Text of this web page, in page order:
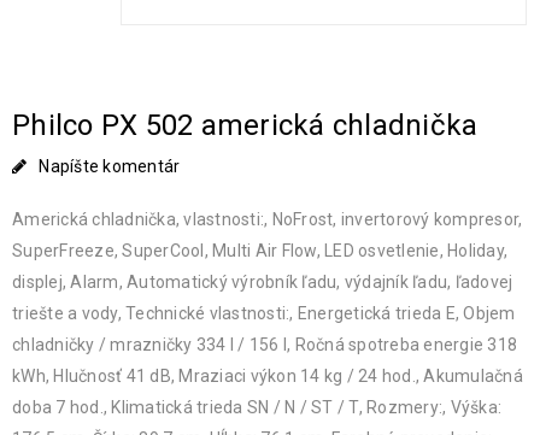
Philco PX 502 americká chladnička
Napíšte komentár
Americká chladnička, vlastnosti:, NoFrost, invertorový kompresor,
SuperFreeze, SuperCool, Multi Air Flow, LED osvetlenie, Holiday,
displej, Alarm, Automatický výrobník ľadu, výdajník ľadu, ľadovej
triešte a vody, Technické vlastnosti:, Energetická trieda E, Objem
chladničky / mrazničky 334 l / 156 l, Ročná spotreba energie 318
kWh, Hlučnosť 41 dB, Mraziaci výkon 14 kg / 24 hod., Akumulačná
doba 7 hod., Klimatická trieda SN / N / ST / T, Rozmery:, Výška: